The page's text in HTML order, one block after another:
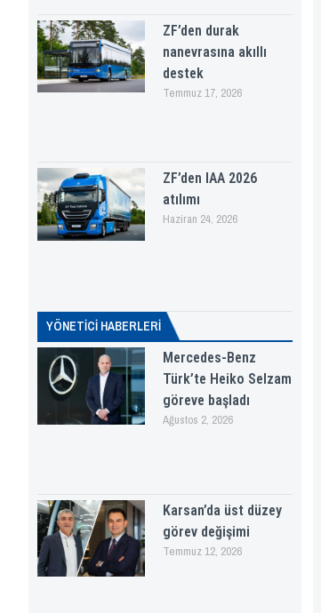
ZF’den durak
nanevrasına akıllı
destek
Temmuz 17, 2026
ZF’den IAA 2026
atılımı
Haziran 24, 2026
YÖNETICI HABERLERI
Mercedes-Benz
Türk’te Heiko Selzam
göreve başladı
Ağustos 2, 2026
Karsan’da üst düzey
görev değişimi
Temmuz 12, 2026